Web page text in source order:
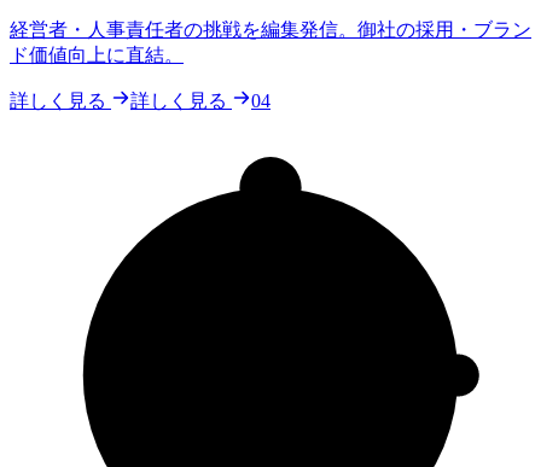
経営者・人事責任者の挑戦を編集発信。御社の採用・ブラン
ド価値向上に直結。
詳しく見る 詳しく見る 04